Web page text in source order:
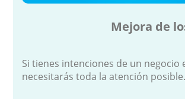
Mejora de
Si tienes intenciones de un negocio
necesitarás toda la atención posible.